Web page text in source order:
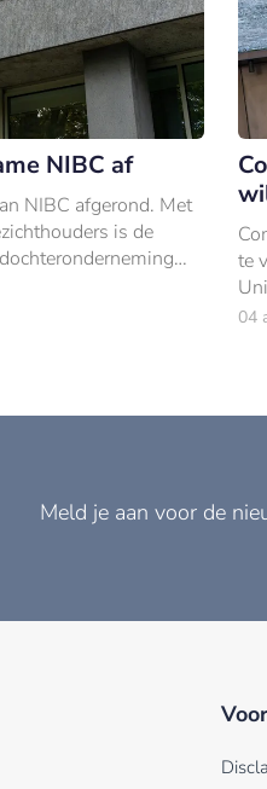
NIBC af
NIBC afgerond. Met
is de
te
04
Meld je aan voor de